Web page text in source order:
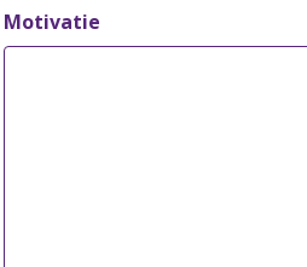
Motivatie